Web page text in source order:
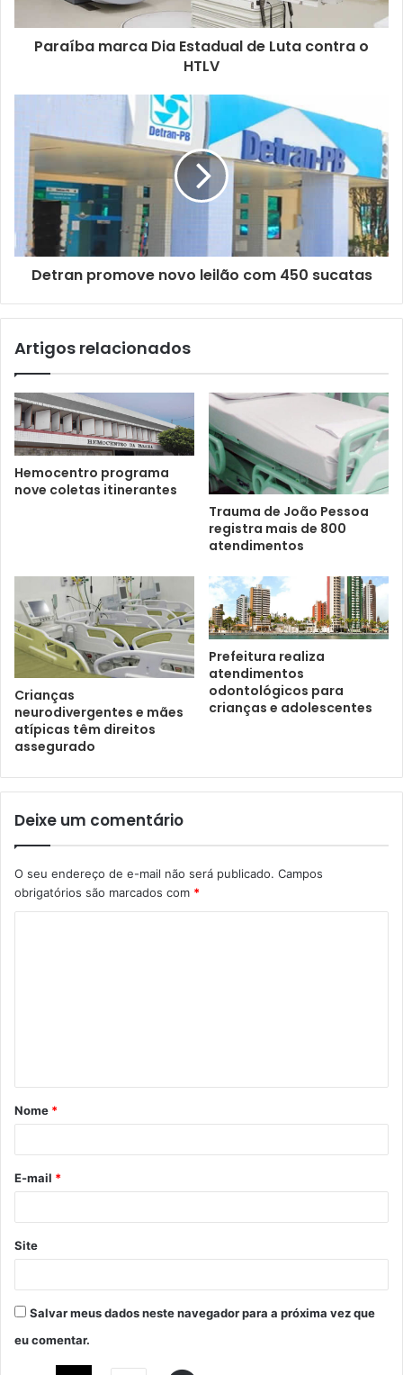
e
Paraíba marca Dia Estadual de Luta contra o
HTLV
Detran promove novo leilão com 450 sucatas
Artigos relacionados
Hemocentro programa
nove coletas itinerantes
Trauma de João Pessoa
registra mais de 800
atendimentos
Crianças
neurodivergentes e mães
atípicas têm direitos
assegurado
Prefeitura realiza
atendimentos
odontológicos para
crianças e adolescentes
Deixe um comentário
O seu endereço de e-mail não será publicado. Campos
obrigatórios são marcados com *
Nome *
E-mail *
Site
Salvar meus dados neste navegador para a próxima vez que
eu comentar.